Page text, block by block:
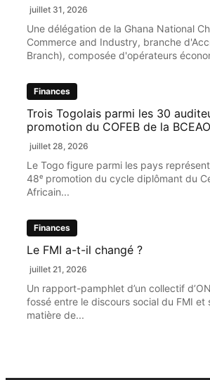
juillet 31, 2026
Une délégation de la Ghana National
Commerce and Industry, branche
Branch), composée d'opérateurs
Finances
Trois Togolais parmi les 30
promotion du COFEB de la BCEAO
juillet 28, 2026
Le Togo figure parmi les pays
48ᵉ promotion du cycle diplômant du
Africain...
Finances
Le FMI a-t-il changé ?
juillet 21, 2026
Un rapport-pamphlet d’un collectif
fossé entre le discours social du FMI et
matière de...